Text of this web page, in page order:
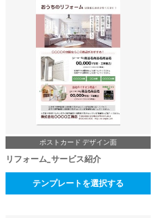
ポストカード デザイン面
リフォーム_サービス紹介
テンプレートを選択する